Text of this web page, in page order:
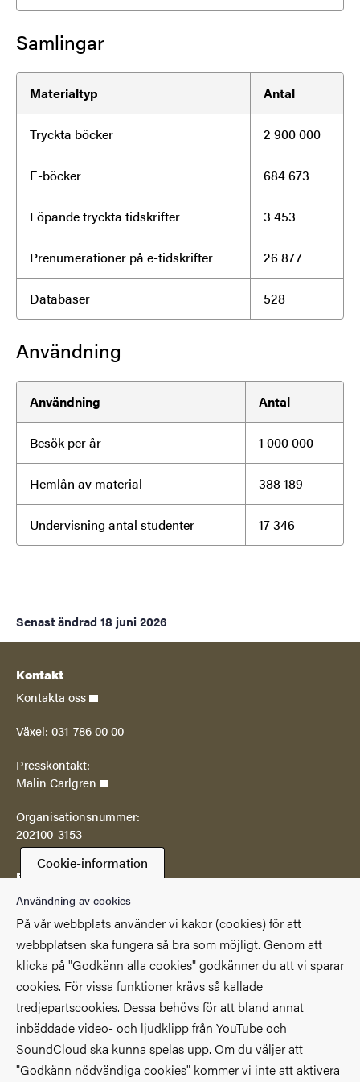
Samlingar
Materialtyp Antal
Tryckta böcker 2 900 000
E-böcker 684 673
Löpande tryckta tidskrifter 3 453
Prenumerationer på e-tidskrifter 26 877
Databaser 528
Användning
Användning Antal
Besök per år 1 000 000
Hemlån av material 388 189
Undervisning antal studenter 17 346
Senast ändrad 18 juni 2026
Cookie-information
Användning av cookies
På vår webbplats använder vi kakor (cookies) för att
webbplatsen ska fungera så bra som möjligt. Genom att
klicka på "Godkänn alla cookies" godkänner du att vi sparar
cookies. För vissa funktioner krävs så kallade
tredjepartscookies. Dessa behövs för att bland annat
inbäddade video- och ljudklipp från YouTube och
SoundCloud ska kunna spelas upp. Om du väljer att
"Godkänn nödvändiga cookies" kommer vi inte att aktivera
Kontakt
Kontakta oss
Växel: 031-786 00 00
Presskontakt:
Malin Carlgren
Organisationsnummer:
202100-3153
Postadress
Göteborgs universitetsbibliotek
Box 607
SE 405 30 Göteborg
Genvägar
Studentportalen(Extern länk)
Medarbetarportalen(Extern länk)
Göteborgs universitet (Extern länk)
Om webbplatsen
Tillgänglighetsredogörelse